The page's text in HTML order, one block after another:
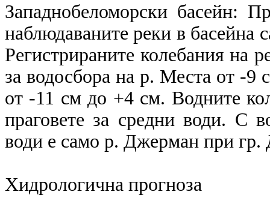
Западнобеломорски басейн:
наблюдаваните реки в басейна
Регистрираните колебания на
за водосбора на р. Места от -9
от -11 см до +4 см. Водните
праговете за средни води. С
води е само р. Джерман при гр.
Хидрологична прогноза